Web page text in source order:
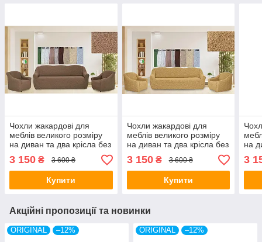
Чохли жакардові для
меблів великого розміру
на диван та два крісла без
оборки натяжні Venera
капучино
3 150 ₴ 3 600 ₴
Купити
Чохли жакардові для
меблів великого розміру
на диван та два крісла без
оборки натяжні Venera
медовий
3 150₴ 3 600 ₴
Купити
на
3
Акційні пропозиції та новинки
ORIGINAL –12% ORIGINAL –12%